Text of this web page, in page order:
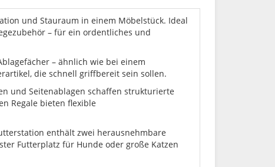
und Stauraum in einem Möbelstück. Ideal
– für ein ordentliches und
– ähnlich wie bei einem
die schnell griffbereit sein sollen.
und Seitenablagen schaffen strukturierte
Regale bieten flexible
enthält zwei herausnehmbare
Futterplatz für Hunde oder große Katzen